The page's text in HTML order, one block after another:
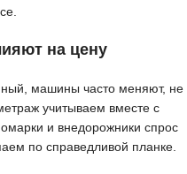
на цену
машины часто меняют, не
учитываем вместе с
и внедорожники спрос
по справедливой планке.